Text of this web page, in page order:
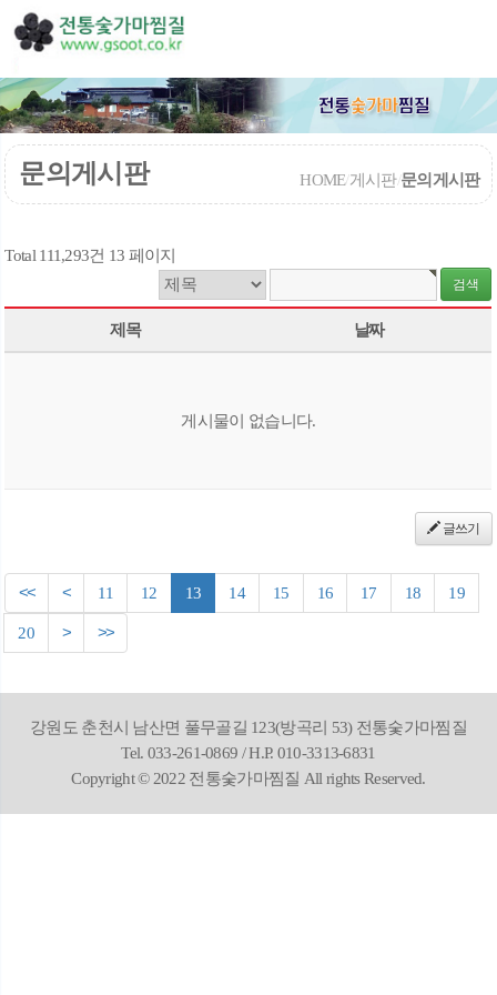
문의게시판 HOME/게시판/문의게시판
Total 111,293건 13 페이지
제목 날짜
게시물이 없습니다.
글쓰기
<< < 11 12 13 14 15 16 17 18 19
20 > >>
강원도 춘천시 남산면 풀무골길 123(방곡리 53) 전통숯가마찜질
Tel. 033-261-0869 / H.P. 010-3313-6831
Copyright © 2022 전통숯가마찜질 All rights Reserved.